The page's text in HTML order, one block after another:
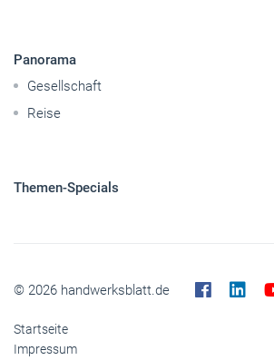
Panorama
Gesellschaft
Reise
Themen-Specials
© 2026 handwerksblatt.de
Startseite
Impressum